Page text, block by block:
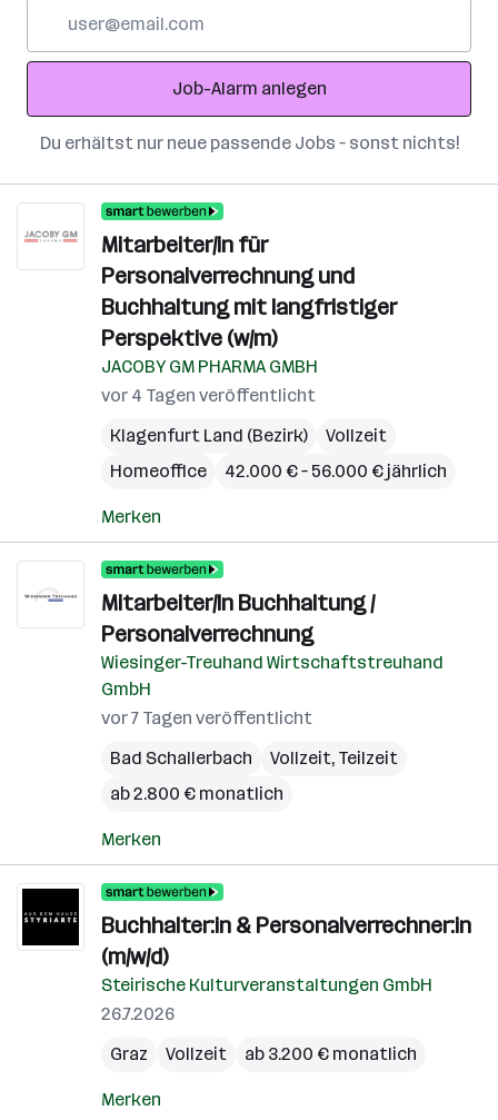
Adresse
Job-Alarm anlegen
Du erhältst nur neue passende Jobs – sonst nichts!
Mitarbeiter/in für
Personalverrechnung und
Buchhaltung mit langfristiger
Perspektive (w/m)
JACOBY GM PHARMA GMBH
vor 4 Tagen veröffentlicht
Klagenfurt Land (Bezirk)
Vollzeit
Homeoffice
42.000 € – 56.000 € jährlich
Merken
Mitarbeiter/In Buchhaltung /
Personalverrechnung
Wiesinger-Treuhand Wirtschaftstreuhand
GmbH
vor 7 Tagen veröffentlicht
Bad Schallerbach
Vollzeit, Teilzeit
ab 2.800 € monatlich
Merken
Buchhalter:in & Personalverrechner:in
(m/w/d)
Steirische Kulturveranstaltungen GmbH
26.7.2026
Graz
Vollzeit ab 3.200 € monatlich
Merken